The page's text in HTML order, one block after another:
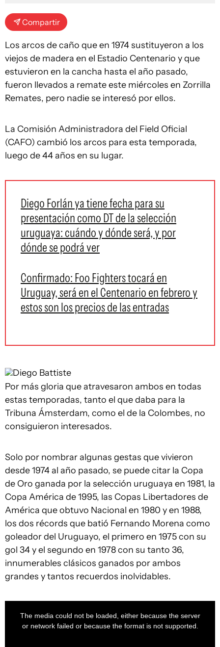
Compartir
Los arcos de caño que en 1974 sustituyeron a los
viejos de madera en el Estadio Centenario y que
estuvieron en la cancha hasta el año pasado,
fueron llevados a remate este miércoles en Zorrilla
Remates, pero nadie se interesó por ellos.
La Comisión Administradora del Field Oficial
(CAFO) cambió los arcos para esta temporada,
luego de 44 años en su lugar.
Diego Forlán ya tiene fecha para su
presentación como DT de la selección
uruguaya: cuándo y dónde será, y por
dónde se podrá ver
Confirmado: Foo Fighters tocará en
Uruguay, será en el Centenario en febrero y
estos son los precios de las entradas
Diego Battiste
Por más gloria que atravesaron ambos en todas
estas temporadas, tanto el que daba para la
Tribuna Ámsterdam, como el de la Colombes, no
consiguieron interesados.
Solo por nombrar algunas gestas que vivieron
desde 1974 al año pasado, se puede citar la Copa
de Oro ganada por la selección uruguaya en 1981, la
Copa América de 1995, las Copas Libertadores de
América que obtuvo Nacional en 1980 y en 1988,
los dos récords que batió Fernando Morena como
goleador del Uruguayo, el primero en 1975 con su
gol 34 y el segundo en 1978 con su tanto 36,
innumerables clásicos ganados por ambos
grandes y tantos recuerdos inolvidables.
The media could not be loaded, either because the server
or network failed or because the format is not supported.